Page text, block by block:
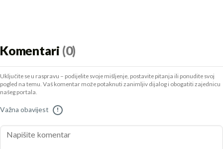
Komentari (0)
Uključite se u raspravu – podijelite svoje mišljenje, postavite pitanja ili ponudite svoj
pogled na temu. Vaš komentar može potaknuti zanimljiv dijalog i obogatiti zajednicu
našeg portala.
Važna obavijest !